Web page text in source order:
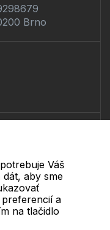
Brno
|Spracovanie
Váš
aby sme
a
na tlačidlo